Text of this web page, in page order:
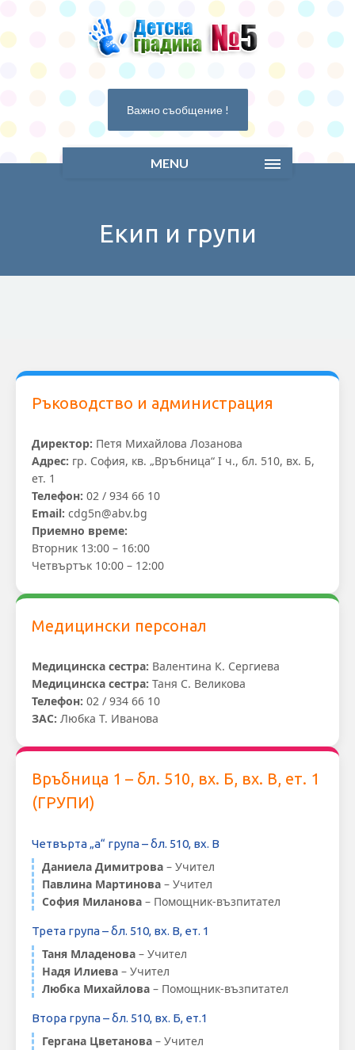
Важно съобщение !
MENU
Екип и групи
Ръководство и администрация
Директор: Петя Михайлова Лозанова
Адрес: гр. София, кв. „Връбница“ I ч., бл. 510, вх. Б,
ет. 1
Телефон: 02 / 934 66 10
Email: cdg5n@abv.bg
Приемно време:
Вторник 13:00 – 16:00
Четвъртък 10:00 – 12:00
Медицински персонал
Mедицинска сестра: Валентина К. Сергиева
Mедицинска сестра: Таня С. Великова
Телефон: 02 / 934 66 10
ЗАС: Любка Т. Иванова
Връбница 1 – бл. 510, вх. Б, вх. В, ет. 1
(ГРУПИ)
Четвърта „а“ група – бл. 510, вх. В
Даниела Димитрова – Учител
Павлина Мартинова – Учител
София Миланова – Помощник-възпитател
Трета група – бл. 510, вх. В, ет. 1
Таня Младенова – Учител
Надя Илиева – Учител
Любка Михайлова – Помощник-възпитател
Втора група – бл. 510, вх. Б, ет.1
Гергана Цветанова – Учител